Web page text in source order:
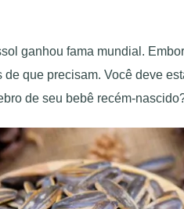
ganhou fama mundial.
que precisam. Você deve
de seu bebê recém-